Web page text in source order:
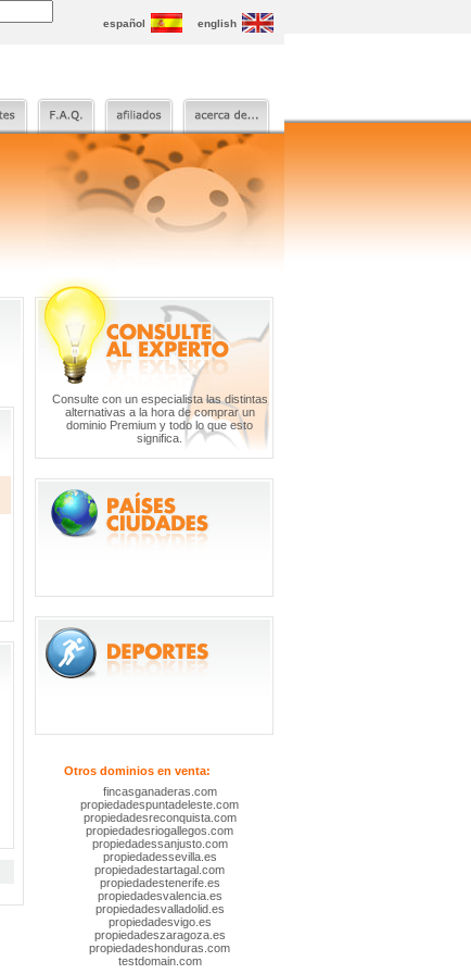
español
english
Consulte con un especialista las distintas
alternativas a la hora de comprar un
dominio Premium y todo lo que esto
significa.
Otros dominios en venta:
fincasganaderas.com
propiedadespuntadeleste.com
propiedadesreconquista.com
propiedadesriogallegos.com
propiedadessanjusto.com
propiedadessevilla.es
propiedadestartagal.com
propiedadestenerife.es
propiedadesvalencia.es
propiedadesvalladolid.es
propiedadesvigo.es
propiedadeszaragoza.es
propiedadeshonduras.com
testdomain.com